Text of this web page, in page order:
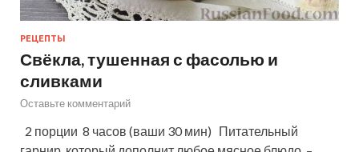
РЕЦЕПТЫ
Свёкла, тушенная с фасолью и
сливками
Оставьте комментарий
2 порции 8 часов (ваши 30 мин) Питательный